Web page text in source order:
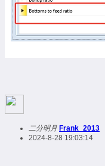
二分明月 Frank_2013
2024-8-28 19:03:14